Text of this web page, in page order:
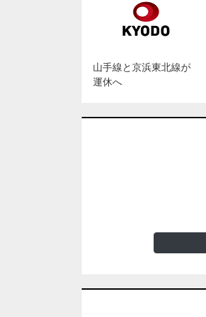
山手線と京浜東北線が
運休へ